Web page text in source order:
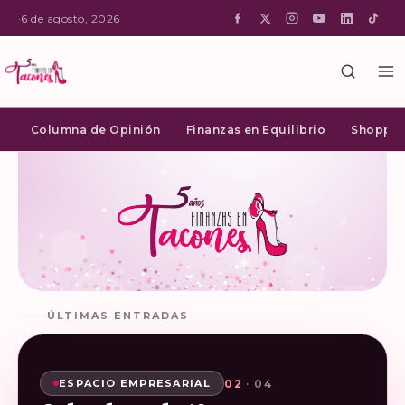
·6 de agosto, 2026
Columna de Opinión Finanzas en Equilibrio
ÚLTIMAS ENTRADAS
SHOPPING INTELIGENTE 01 · 04
ESPACIO EMPRESARIAL 02 · 04
ESPACIO EMPRESARIAL 03 · 04
ESPACIO EMPRESARIAL 04 · 04